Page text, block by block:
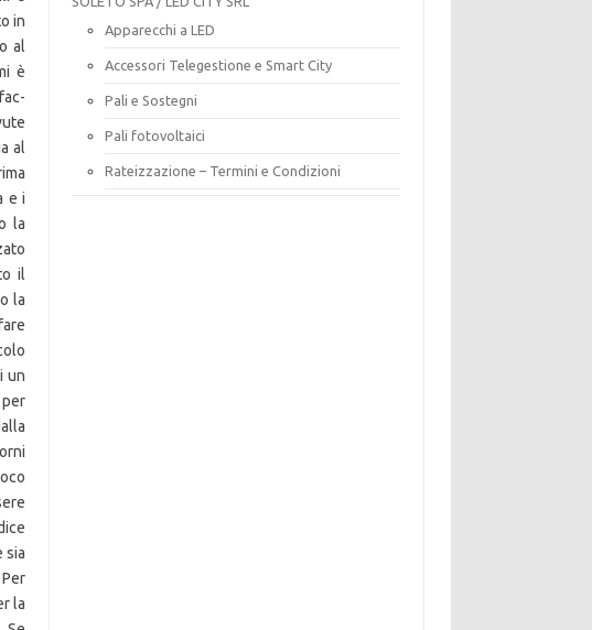
Apparecchi a LED
Accessori Telegestione e Smart City
Pali e Sostegni
Pali fotovoltaici
Rateizzazione – Termini e Condizioni